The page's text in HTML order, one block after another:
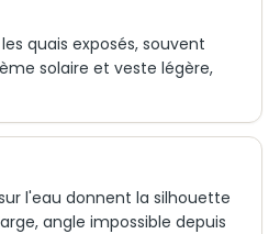
quais exposés, souvent
solaire et veste légère,
l'eau donnent la silhouette
angle impossible depuis